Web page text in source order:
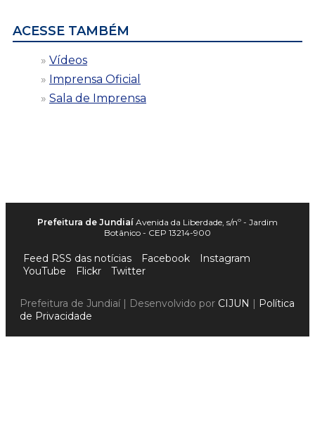
ACESSE TAMBÉM
Vídeos
Imprensa Oficial
Sala de Imprensa
Prefeitura de Jundiaí Avenida da Liberdade, s/nº - Jardim
Botânico - CEP 13214-900
Feed RSS das notícias Facebook
Instagram
YouTube
Flickr Twitter
Prefeitura de Jundiaí | Desenvolvido por CIJUN | Política
de Privacidade